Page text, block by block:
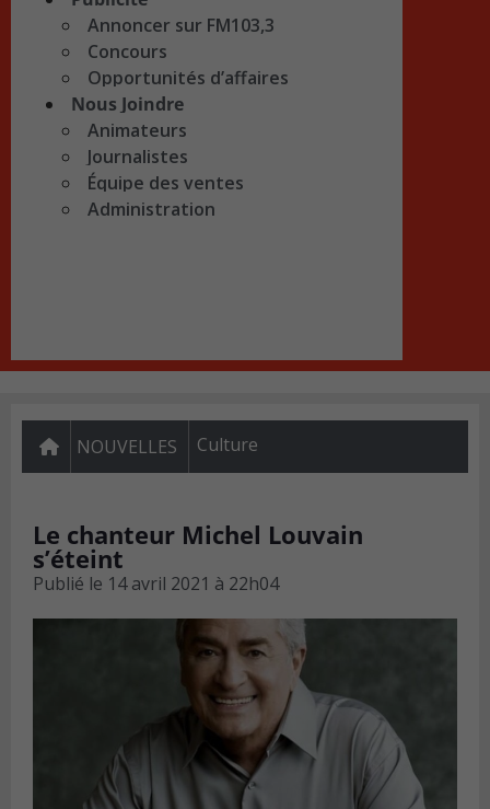
Annoncer sur FM103,3
Concours
Opportunités d’affaires
Nous Joindre
Animateurs
Journalistes
Équipe des ventes
Administration
NOUVELLES Culture
Le chanteur Michel Louvain
s’éteint
Publié le 14 avril 2021 à 22h04